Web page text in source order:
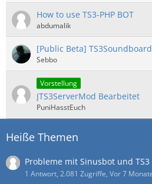
How to use TS3-PHP BOT
abdumalik
[Public Beta]
Sebbo
Vorstellung
JTS3ServerMod Bearbeitet
PuniHasstEuch
Heiße Themen
Probleme mit Sinusbot und TS3
1 Antwort, 2.081 Zugriffe, Vor 7